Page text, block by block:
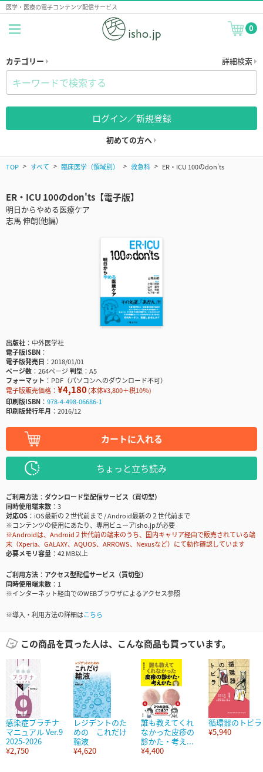
医学・医療の電子コンテンツ配信サービス
0
カテゴリー 詳細検索
ログイン／新規登録
初めての方へ
TOP すべて 臨床医学（領域別） 救急科 ER・ICU 100のdon'ts
ER・ICU 100のdon'ts【電子版】
明日からやめる医療ケア
志馬 伸朗(他編)
出版社
中外医学社
電子版ISBN
電子版発売日
2018/01/01
ページ数
264ページ判型
A5
フォーマット
PDF（パソコンへのダウンロード不可）
電子版販売価格： ¥4,180(本体¥3,800＋税10％)
印刷版ISBN
978-4-498-06686-1
印刷版発行年月
2016/12
カートに入れる
ちょっと立ち読み
ご利用方法
ダウンロード型配信サービス（買切型）
同時使用端末数
3
対応OS
iOS最新の２世代前まで / Android最新の２世代前まで
※コンテンツの使用にあたり、専用ビューアisho.jpが必要
※Androidは、Android２世代前の端末のうち、国内キャリア経由で販売されている端
末（Xperia、GALAXY、AQUOS、ARROWS、Nexusなど）にて動作確認しています
必要メモリ容量
42 MB以上
ご利用方法
アクセス型配信サービス（買切型）
同時使用端末数
1
※インターネット経由でのWEBブラウザによるアクセス参照
※導入・利用方法の詳細はこちら
この商品を買った人は、こんな商品も買っています。
感染症プラチナ
マニュアル Ver.9
2025-2026
¥2,750
レジデントのた
めの これだけ
輸液
¥4,620
誰も教えてくれ
なかった皮疹の
診かた・考え...
¥4,400
循環器のトビラ
¥5,940